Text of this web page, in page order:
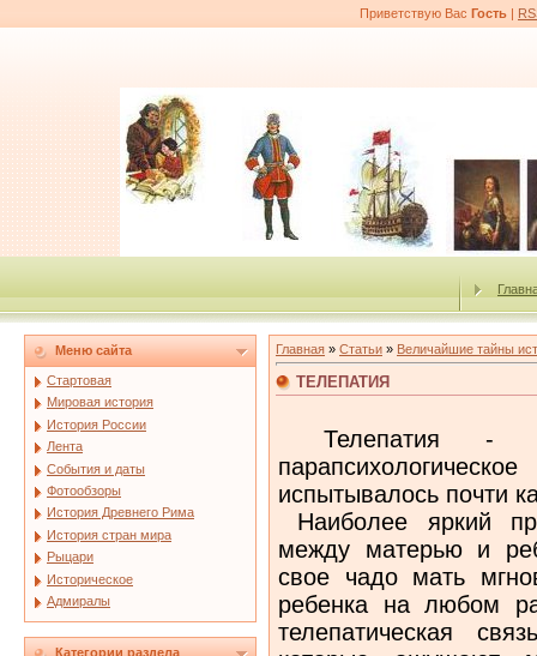
Приветствую Вас Гость |
Меню сайта
Стартовая
Мировая история
История России
Лента
События и даты
Фотообзоры
История Древнего Рима
История стран мира
Рыцари
Историческое
Адмиралы
Категории раздела
Главная » Статьи » Величайшие тайны
ТЕЛЕПАТИЯ
Телепатия -
испытывалось почти
Наиболее яркий
между матерью и
свое чадо мать
ребенка на любом
телепатическая